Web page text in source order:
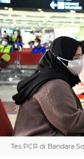
Tes PCR di Bandara